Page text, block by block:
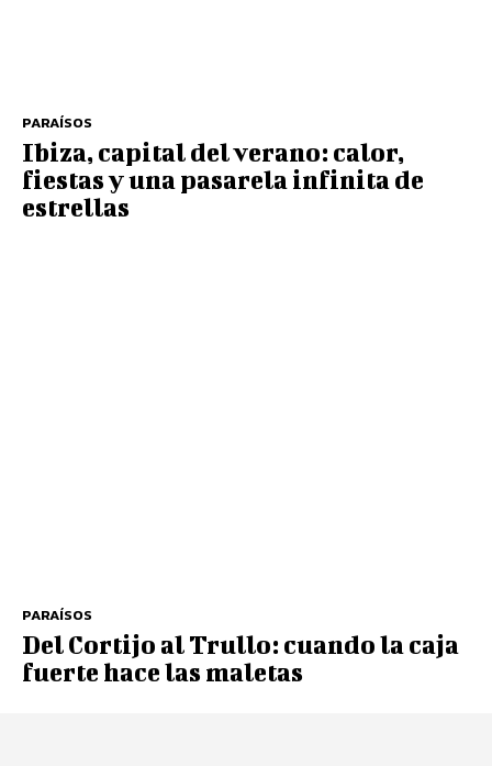
PARAÍSOS
Ibiza, capital del verano: calor,
fiestas y una pasarela infinita de
estrellas
PARAÍSOS
Del Cortijo al Trullo: cuando la caja
fuerte hace las maletas